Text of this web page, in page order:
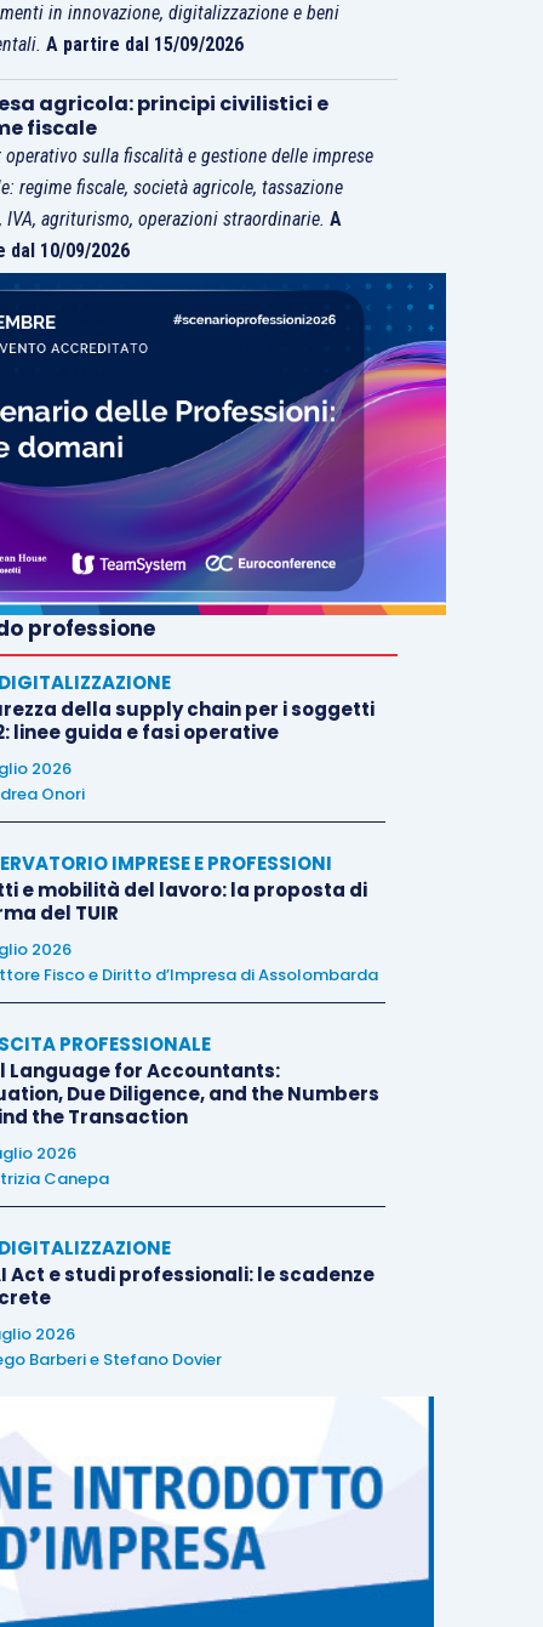
in innovazione, digitalizzazione e beni
A partire dal 15/09/2026
agricola: principi civilistici e
fiscale
operativo sulla fiscalità e gestione delle imprese
regime fiscale, società agricole, tassazione
IVA, agriturismo, operazioni straordinarie.A
dal 10/09/2026
professione
della supply chain per i soggetti
linee guida e fasi operative
2026
Onori
IMPRESE E PROFESSIONI
e mobilità del lavoro: la proposta di
del TUIR
2026
Fisco e Diritto d’Impresa di Assolombarda
PROFESSIONALE
Language for Accountants:
Due Diligence, and the Numbers
the Transaction
2026
Canepa
Act e studi professionali: le scadenze
2026
Barberie Stefano Dovier